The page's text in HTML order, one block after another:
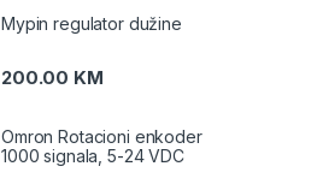
Mypin regulator dužine
200.00 KM
Omron Rotacioni enkoder
1000 signala, 5-24 VDC